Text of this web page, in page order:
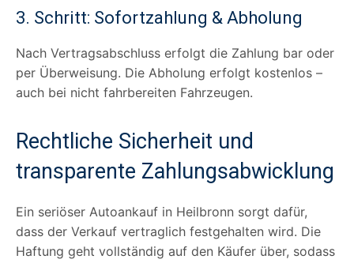
3. Schritt: Sofortzahlung & Abholung
Nach Vertragsabschluss erfolgt die Zahlung bar oder
per Überweisung. Die Abholung erfolgt kostenlos –
auch bei nicht fahrbereiten Fahrzeugen.
Rechtliche Sicherheit und
transparente Zahlungsabwicklung
Ein seriöser Autoankauf in Heilbronn sorgt dafür,
dass der Verkauf vertraglich festgehalten wird. Die
Haftung geht vollständig auf den Käufer über, sodass